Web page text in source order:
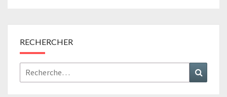
RECHERCHER
Rechercher :